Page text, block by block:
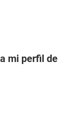
mi perfil de